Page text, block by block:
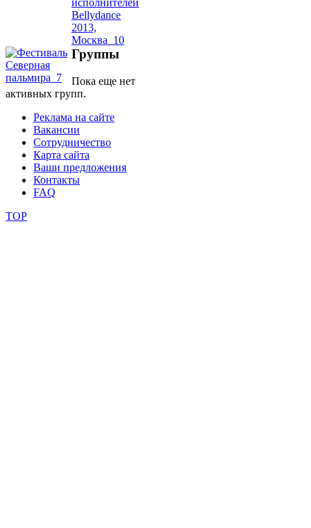
Группы
Пока еще нет
активных групп.
Реклама на сайте
Вакансии
Сотрудничество
Карта сайта
Ваши предложения
Контакты
FAQ
TOP